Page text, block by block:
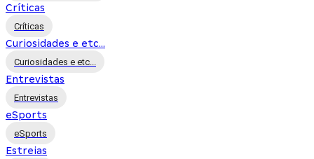
Críticas
Críticas
Curiosidades e etc...
Curiosidades e etc...
Entrevistas
Entrevistas
eSports
eSports
Estreias